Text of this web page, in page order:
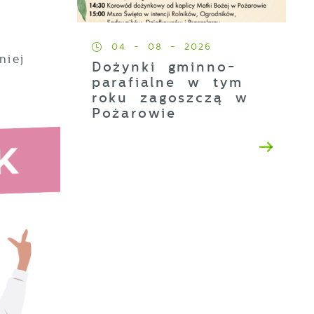
04 - 08 - 2026
Dożynki gminno-
parafialne w tym
roku zagoszczą w
Pożarowie